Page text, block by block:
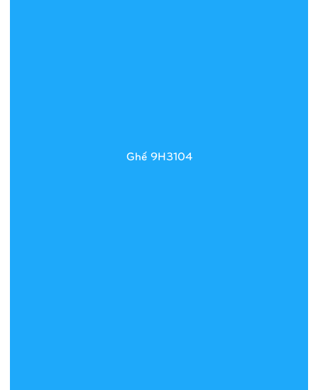
Ghế 9H3104